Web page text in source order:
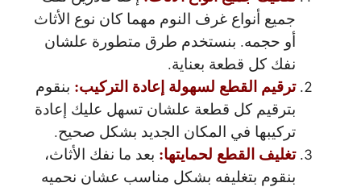
جميع أنواع غرف النوم مهما كان نوع الأثاث
أو حجمه. بنستخدم طرق متطورة علشان
نفك كل قطعة بعناية.
ترقيم القطع لسهولة إعادة التركيب: بنقوم
بترقيم كل قطعة علشان تسهل عليك إعادة
تركيبها في المكان الجديد بشكل صحيح.
تغليف القطع لحمايتها: بعد ما نفك الأثاث،
بنقوم بتغليفه بشكل مناسب عشان نحميه